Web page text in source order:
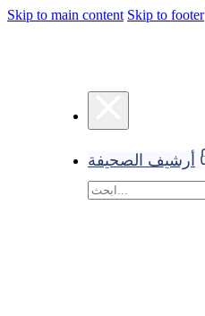
Skip to main content Skip to footer
أرشيف الصحيفة